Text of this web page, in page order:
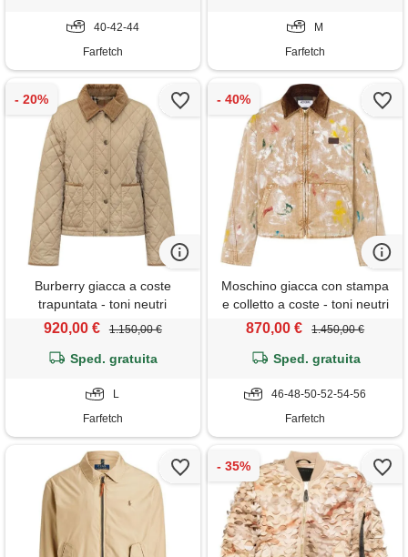
40-42-44
Farfetch
M
Farfetch
Burberry giacca a coste
trapuntata - toni neutri
920,00 € 1.150,00 €
Sped. gratuita
L
Farfetch
Moschino giacca con stampa
e colletto a coste - toni neutri
870,00 € 1.450,00 €
Sped. gratuita
46-48-50-52-54-56
Farfetch